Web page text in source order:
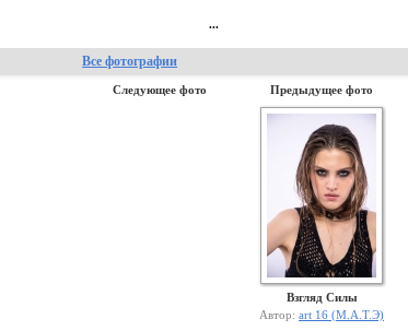
...
Все фотографии
Следующее фото Предыдущее фото
Взгляд Силы
Автор: art 16 (М.А.Т.Э)